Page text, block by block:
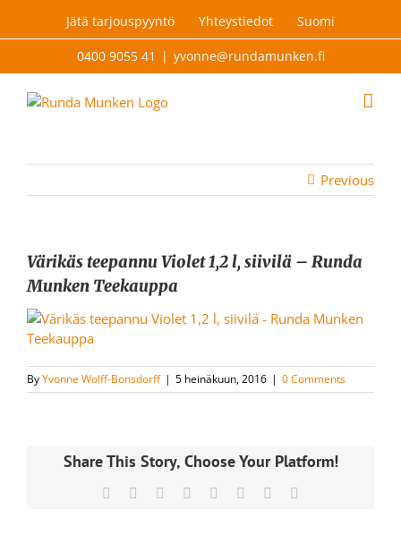
Jätä tarjouspyyntö Yhteystiedot Suomi
0400 9055 41 | yvonne@rundamunken.fi
Previous
Värikäs teepannu Violet 1,2 l, siivilä – Runda
Munken Teekauppa
ByYvonne Wolff-Bonsdorff | 5 heinäkuun, 2016 | 0 Comments
Share This Story, Choose Your Platform!
Facebook Reddit LinkedIn
TumblrPinterest